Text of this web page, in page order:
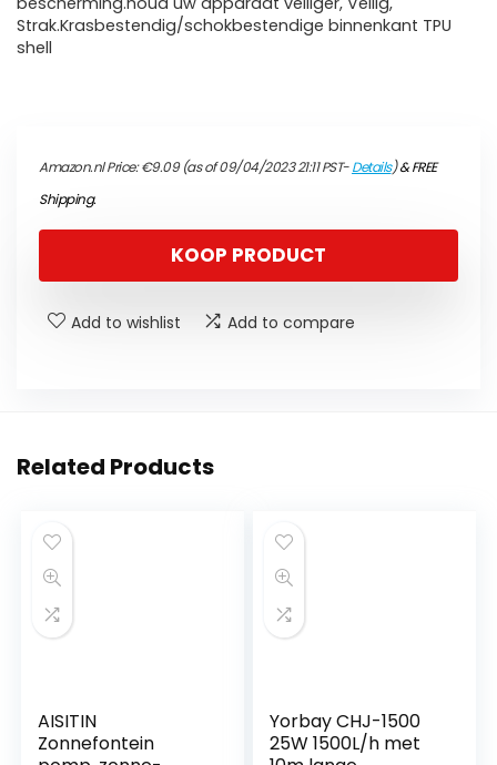
Strak.Krasbestendig/schokbestendige binnenkant TPU
shell
Amazon.nl Price:€9.09(as of 09/04/2023 21:11 PST-Details)&FREE
Shipping.
KOOP PRODUCT
Add to wishlist Add to compare
Related Products
AISITIN
Zonnefontein
Yorbay CHJ-1500
25W 1500L/h met